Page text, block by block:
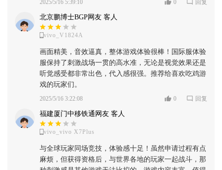
2025/5/16 5:39:10 0 回复
北京鹏博士BGP网友 客人
vivo_V1824A
画面精美，音效逼真，整体游戏体验很棒！国际服体验
服保持了刺激战场一贯的高水准，无论是视觉效果还是
听觉感受都非常出色，代入感很强。推荐给喜欢吃鸡游
戏的玩家们。
2025/5/16 3:22:08 0 回复
福建厦门中移铁通网友 客人
vivo_vivo X7Plus
与全球玩家同场竞技，体验感十足！虽然申请过程有点
麻烦，但获得资格后，与世界各地的玩家一起战斗，那